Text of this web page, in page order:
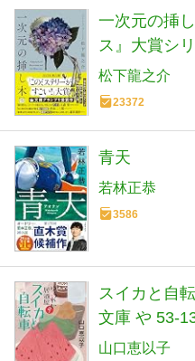
一次元の挿
ス』大賞シ
松下龍之介
23372
青天
若林正恭
3586
スイカと自
文庫 や 53-
山口恵以子